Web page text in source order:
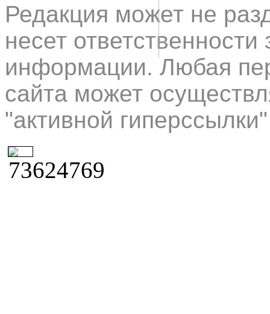
Редакция может не
несет
информации. Любая
сайта может
"активной